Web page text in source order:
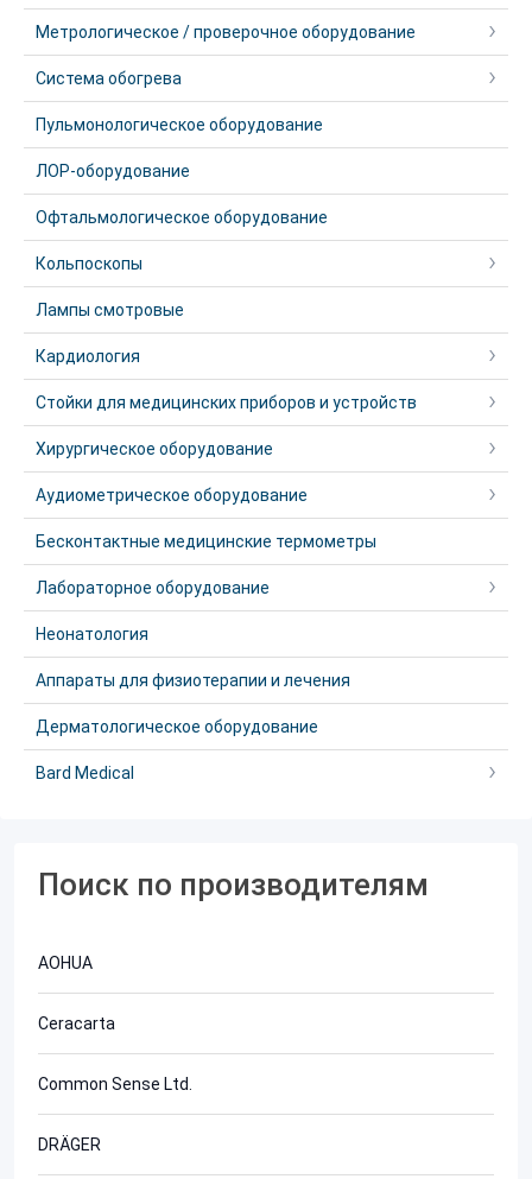
Метрологическое / проверочное оборудование
Система обогрева
Пульмонологическое оборудование
ЛОР-оборудование
Офтальмологическое оборудование
Кольпоскопы
Лампы смотровые
Кардиология
Стойки для медицинских приборов и устройств
Хирургическое оборудование
Аудиометрическое оборудование
Бесконтактные медицинские термометры
Лабораторное оборудование
Неонатология
Аппараты для физиотерапии и лечения
Дерматологическое оборудование
Bard Medical
Поиск по производителям
AOHUA
Ceracarta
Common Sense Ltd.
DRÄGER